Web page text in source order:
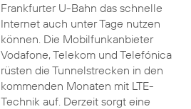
Frankfurter U-Bahn das schnelle
Internet auch unter Tage nutzen
können. Die Mobilfunkanbieter
Vodafone, Telekom und Telefónica
rüsten die Tunnelstrecken in den
kommenden Monaten mit LTE-
Technik auf. Derzeit sorgt eine